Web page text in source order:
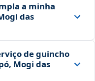
a minha
das
de guincho
Mogi das